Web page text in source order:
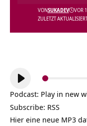
ZULETZT
VONSUKADEV VOR
Audio-
Player
Podcast: Play in new
Subscribe: RSS
Hier eine neue MP3